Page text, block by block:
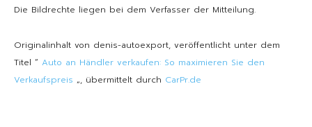
Die Bildrechte liegen bei dem Verfasser der Mitteilung.
Originalinhalt von denis-autoexport, veröffentlicht unter dem
Titel “ Auto an Händler verkaufen: So maximieren Sie den
Verkaufspreis „, übermittelt durch CarPr.de